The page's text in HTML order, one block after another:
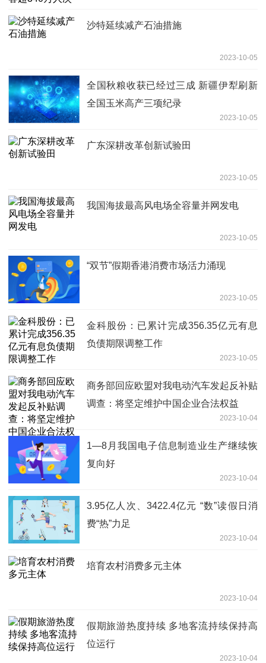
沙特延续减产石油措施
2023-10-05
全国秋粮收获已经过三成 新疆伊犁刷新
全国玉米高产三项纪录
2023-10-05
广东深耕改革创新试验田
2023-10-05
我国海拔最高风电场全容量并网发电
2023-10-05
“双节”假期香港消费市场活力涌现
2023-10-05
金科股份：已累计完成356.35亿元有息
负债期限调整工作
2023-10-05
商务部回应欧盟对我电动汽车发起反补贴
调查：将坚定维护中国企业合法权益
2023-10-04
1—8月我国电子信息制造业生产继续恢
复向好
2023-10-04
3.95亿人次、3422.4亿元 “数”读假日消
费“热”力足
2023-10-04
培育农村消费多元主体
2023-10-04
假期旅游热度持续 多地客流持续保持高
位运行
2023-10-04